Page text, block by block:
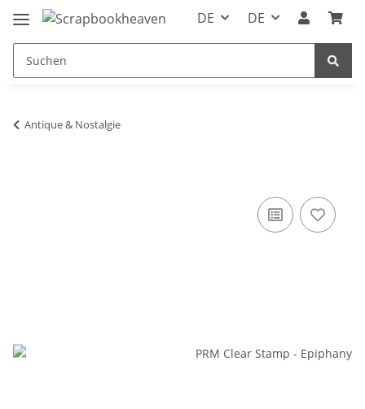
DE DE
Antique & Nostalgie